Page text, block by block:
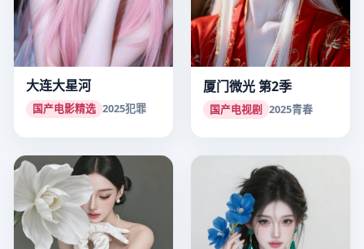
大连大星河
国产电影精选 2025犯罪
厦门微光 第2季
国产电视剧 2025青春